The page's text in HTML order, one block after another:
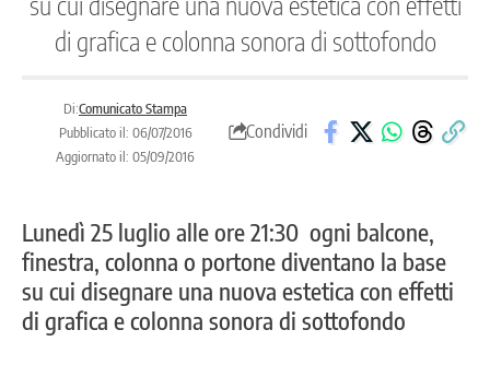
di grafica e colonna sonora di sottofondo
Di:Comunicato Stampa
Pubblicato il: 06/07/2016
Aggiornato il: 05/09/2016
Condividi
Lunedì 25 luglio alle ore 21:30 ogni balcone,
finestra, colonna o portone diventano la base
su cui disegnare una nuova estetica con effetti
di grafica e colonna sonora di sottofondo